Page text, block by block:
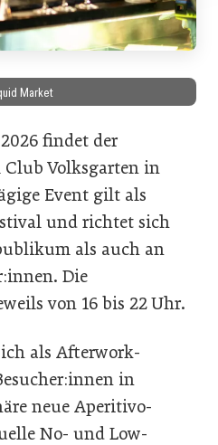
Market
findet der
Club Volksgarten in
Event gilt als
und richtet sich
als auch an
Die
von 16 bis 22 Uhr.
als Afterwork-
in
neue Aperitivo-
No- und Low-